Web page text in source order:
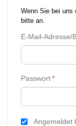
Wenn Sie bei uns
bitte an.
E-Mail-Adresse/
*
Passwort
Angemeldet